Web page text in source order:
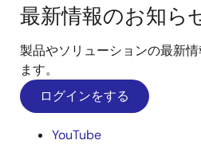
最新情報のお知ら
製品やソリューションの最新
ます。
ログインをする
YouTube